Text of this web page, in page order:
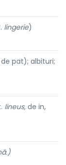
lingerie)
pat); albituri;
lineus, de in,